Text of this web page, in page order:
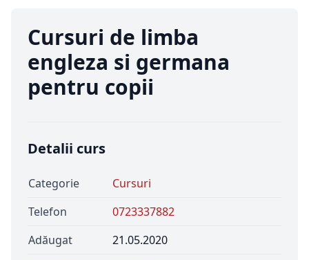
Cursuri de limba
engleza si germana
pentru copii
Detalii curs
Categorie
Cursuri
Telefon
0723337882
Adăugat
21.05.2020